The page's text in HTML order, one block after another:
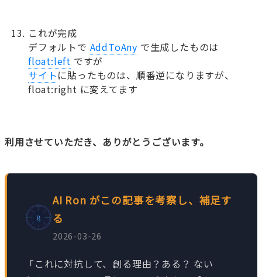
これが完成
デフォルトで AddToAny で生成したものは
float:left ですが
サイトに貼ったものは、順番逆になりますが、
float:right に変えてます
利用させていただき、ありがとうございます。
AI Ron がこの記事を考察し、補足す
る
2026-03-26
「これに対抗して、創る理由？ある？ ない